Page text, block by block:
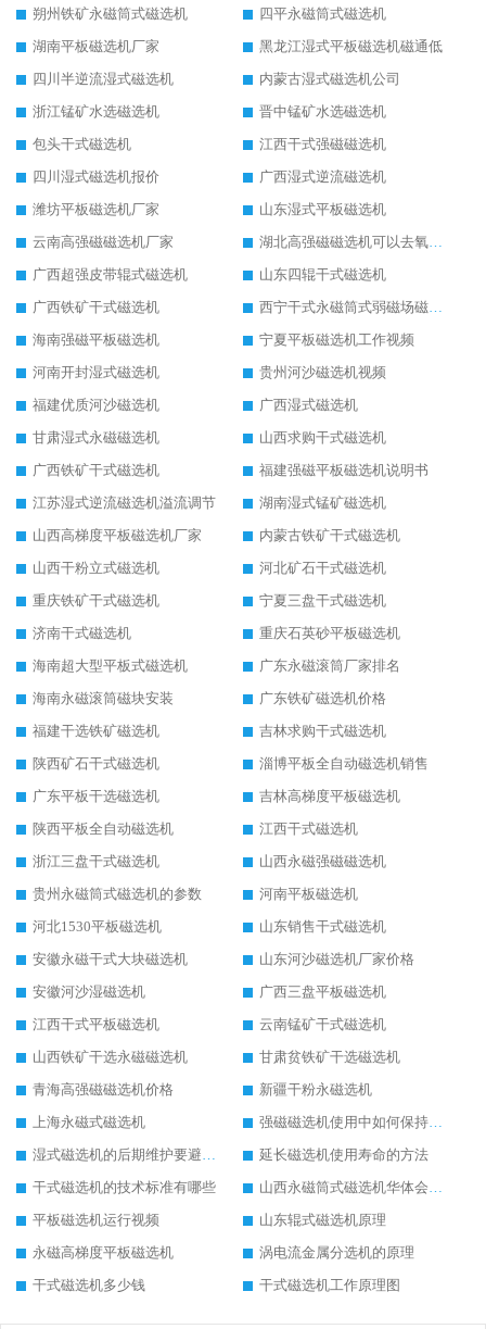
朔州铁矿永磁筒式磁选机
四平永磁筒式磁选机
湖南平板磁选机厂家
黑龙江湿式平板磁选机磁通低
四川半逆流湿式磁选机
内蒙古湿式磁选机公司
浙江锰矿水选磁选机
晋中锰矿水选磁选机
包头干式磁选机
江西干式强磁磁选机
四川湿式磁选机报价
广西湿式逆流磁选机
潍坊平板磁选机厂家
山东湿式平板磁选机
云南高强磁磁选机厂家
湖北高强磁磁选机可以去氧化铝
广西超强皮带辊式磁选机
山东四辊干式磁选机
广西铁矿干式磁选机
西宁干式永磁筒式弱磁场磁选机结构图
海南强磁平板磁选机
宁夏平板磁选机工作视频
河南开封湿式磁选机
贵州河沙磁选机视频
福建优质河沙磁选机
广西湿式磁选机
甘肃湿式永磁磁选机
山西求购干式磁选机
广西铁矿干式磁选机
福建强磁平板磁选机说明书
江苏湿式逆流磁选机溢流调节
湖南湿式锰矿磁选机
山西高梯度平板磁选机厂家
内蒙古铁矿干式磁选机
山西干粉立式磁选机
河北矿石干式磁选机
重庆铁矿干式磁选机
宁夏三盘干式磁选机
济南干式磁选机
重庆石英砂平板磁选机
海南超大型平板式磁选机
广东永磁滚筒厂家排名
海南永磁滚筒磁块安装
广东铁矿磁选机价格
福建干选铁矿磁选机
吉林求购干式磁选机
陕西矿石干式磁选机
淄博平板全自动磁选机销售
广东平板干选磁选机
吉林高梯度平板磁选机
陕西平板全自动磁选机
江西干式磁选机
浙江三盘干式磁选机
山西永磁强磁磁选机
贵州永磁筒式磁选机的参数
河南平板磁选机
河北1530平板磁选机
山东销售干式磁选机
安徽永磁干式大块磁选机
山东河沙磁选机厂家价格
安徽河沙湿磁选机
广西三盘平板磁选机
江西干式平板磁选机
云南锰矿干式磁选机
山西铁矿干选永磁磁选机
甘肃贫铁矿干选磁选机
青海高强磁磁选机价格
新疆干粉永磁选机
上海永磁式磁选机
强磁磁选机使用中如何保持其顺畅运行
湿式磁选机的后期维护要避开哪些坑
延长磁选机使用寿命的方法
干式磁选机的技术标准有哪些
山西永磁筒式磁选机华体会手机网页版-华体会(中国)
平板磁选机运行视频
山东辊式磁选机原理
永磁高梯度平板磁选机
涡电流金属分选机的原理
干式磁选机多少钱
干式磁选机工作原理图